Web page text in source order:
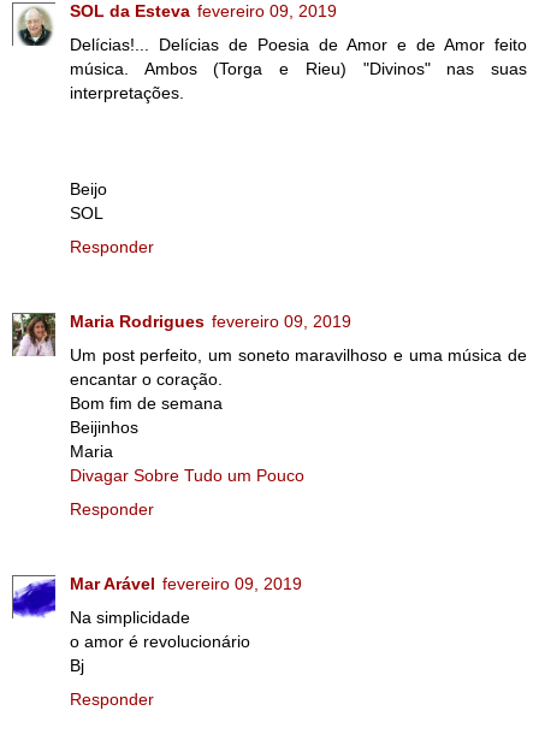
SOL da Esteva fevereiro 09, 2019
Delícias!... Delícias de Poesia de Amor e de Amor feito
música. Ambos (Torga e Rieu) "Divinos" nas suas
interpretações.
Beijo
SOL
Responder
Maria Rodrigues fevereiro 09, 2019
Um post perfeito, um soneto maravilhoso e uma música de
encantar o coração.
Bom fim de semana
Beijinhos
Maria
Divagar Sobre Tudo um Pouco
Responder
Mar Arável fevereiro 09, 2019
Na simplicidade
o amor é revolucionário
Bj
Responder